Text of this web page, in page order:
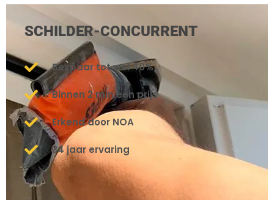
SCHILDER-CONCURRENT
Bespaar tot wel 40%
Binnen 2 min een prijs
Erkend door NOA
34 jaar ervaring